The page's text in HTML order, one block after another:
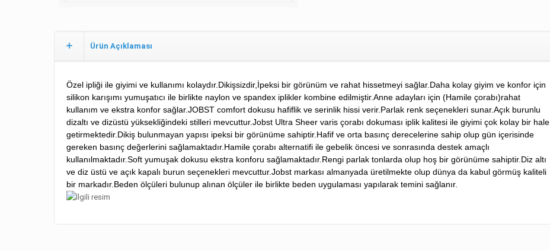
Ürün Açıklaması
Özel ipliği ile giyimi ve kullanımı kolaydır.Dikişsizdir,İpeksi bir görünüm ve rahat hissetmeyi sağlar.Daha kolay giyim ve konfor için
silikon karışımı yumuşatıcı ile birlikte naylon ve spandex iplikler kombine edilmiştir.Anne adayları için (Hamile çorabı)rahat
kullanım ve ekstra konfor sağlar.JOBST comfort dokusu hafiflik ve serinlik hissi verir.Parlak renk seçenekleri sunar.Açık burunlu
dizaltı ve dizüstü yüksekliğindeki stilleri mevcuttur.Jobst Ultra Sheer varis çorabı dokuması iplik kalitesi ile giyimi çok kolay bir hale
getirmektedir.Dikiş bulunmayan yapısı ipeksi bir görünüme sahiptir.Hafif ve orta basınç derecelerine sahip olup gün içerisinde
gereken basınç değerlerini sağlamaktadır.Hamile çorabı alternatifi ile gebelik öncesi ve sonrasında destek amaçlı
kullanılmaktadır.Soft yumuşak dokusu ekstra konforu sağlamaktadır.Rengi parlak tonlarda olup hoş bir görünüme sahiptir.Diz altı
ve diz üstü ve açık kapalı burun seçenekleri mevcuttur.Jobst markası almanyada üretilmekte olup dünya da kabul görmüş kaliteli
bir markadır.Beden ölçüleri bulunup alınan ölçüler ile birlikte beden uygulaması yapılarak temini sağlanır.